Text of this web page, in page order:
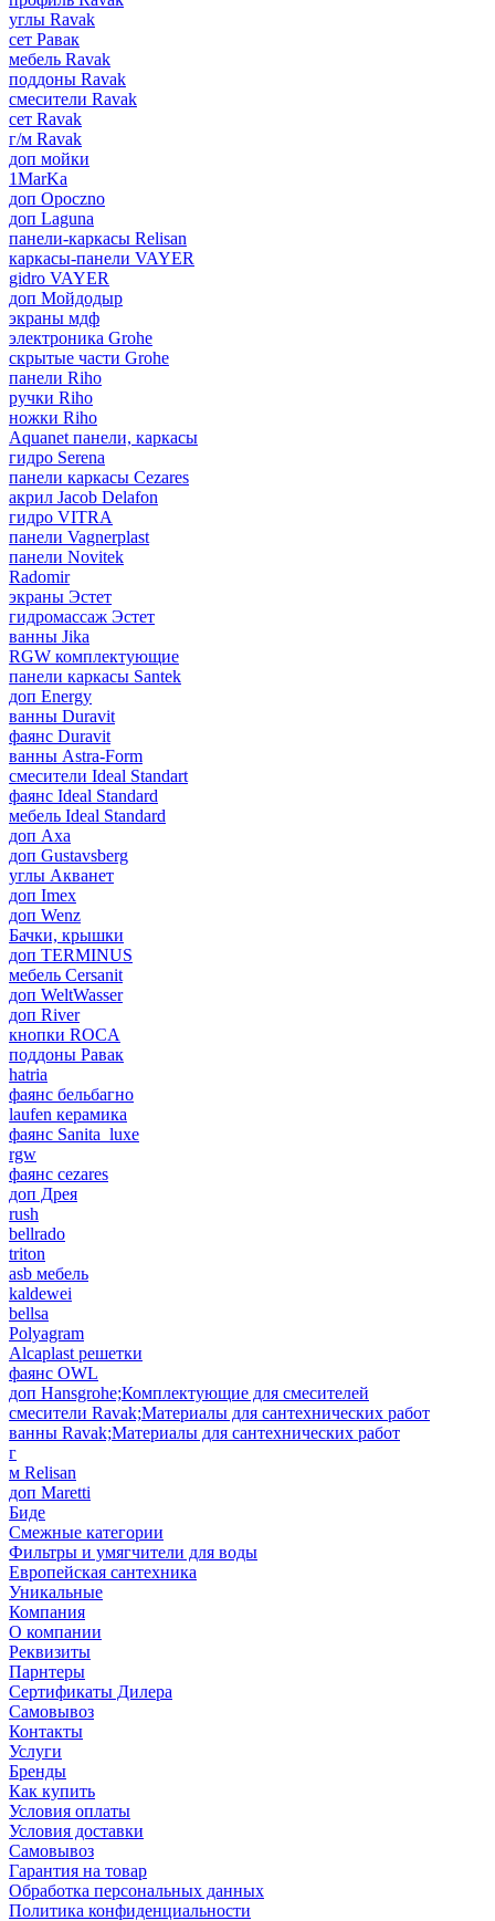
углы Ravak
сет Равак
мебель Ravak
поддоны Ravak
смесители Ravak
сет Ravak
г/м Ravak
доп мойки
1MarKa
доп Opoczno
доп Laguna
панели-каркасы Relisan
каркасы-панели VAYER
gidro VAYER
доп Мойдодыр
экраны мдф
электроника Grohe
скрытые части Grohe
панели Riho
ручки Riho
ножки Riho
Aquanet панели, каркасы
гидро Serena
панели каркасы Cezares
акрил Jacob Delafon
гидро VITRA
панели Vagnerplast
панели Novitek
Radomir
экраны Эстет
гидромассаж Эстет
ванны Jika
RGW комплектующие
панели каркасы Santek
доп Energy
ванны Duravit
фаянс Duravit
ванны Astra-Form
смесители Ideal Standart
фаянс Ideal Standard
мебель Ideal Standard
доп Axa
доп Gustavsberg
углы Акванет
доп Imex
доп Wenz
Бачки, крышки
доп TERMINUS
мебель Cersanit
доп WeltWasser
доп River
кнопки ROCA
поддоны Равак
hatria
фаянс бельбагно
laufen керамика
фаянс Sanita_luxe
rgw
фаянс cezares
доп Дрея
rush
bellrado
triton
asb мебель
kaldewei
bellsa
Polyagram
Alcaplast решетки
фаянс OWL
доп Hansgrohe;Комплектующие для смесителей
смесители Ravak;Материалы для сантехнических работ
ванны Ravak;Материалы для сантехнических работ
г
м Relisan
доп Maretti
Биде
Смежные категории
Фильтры и умягчители для воды
Европейская сантехника
Уникальные
Компания
О компании
Реквизиты
Парнтеры
Сертификаты Дилера
Самовывоз
Контакты
Услуги
Бренды
Как купить
Условия оплаты
Условия доставки
Самовывоз
Гарантия на товар
Обработка персональных данных
Политика конфиденциальности